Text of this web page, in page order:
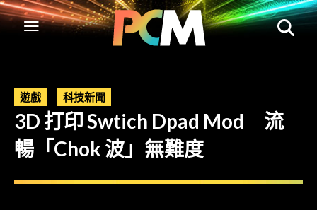
遊戲 科技新聞
3D 打印 Swtich Dpad Mod 流
暢「Chok 波」無難度